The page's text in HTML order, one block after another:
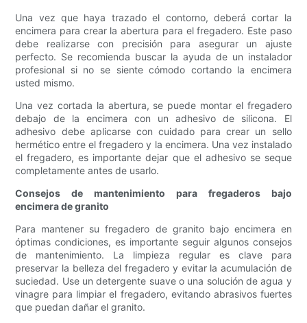
Una vez que haya trazado el contorno, deberá cortar la
encimera para crear la abertura para el fregadero. Este paso
debe realizarse con precisión para asegurar un ajuste
perfecto. Se recomienda buscar la ayuda de un instalador
profesional si no se siente cómodo cortando la encimera
usted mismo.
Una vez cortada la abertura, se puede montar el fregadero
debajo de la encimera con un adhesivo de silicona. El
adhesivo debe aplicarse con cuidado para crear un sello
hermético entre el fregadero y la encimera. Una vez instalado
el fregadero, es importante dejar que el adhesivo se seque
completamente antes de usarlo.
Consejos de mantenimiento para fregaderos bajo
encimera de granito
Para mantener su fregadero de granito bajo encimera en
óptimas condiciones, es importante seguir algunos consejos
de mantenimiento. La limpieza regular es clave para
preservar la belleza del fregadero y evitar la acumulación de
suciedad. Use un detergente suave o una solución de agua y
vinagre para limpiar el fregadero, evitando abrasivos fuertes
que puedan dañar el granito.